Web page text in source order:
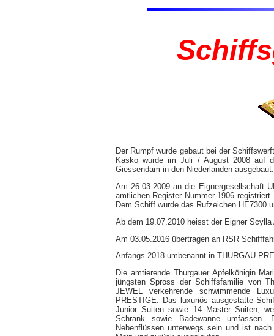
Der Rumpf wurde gebaut bei der
Kasko wurde im Juli / August 2008 auf
Giessendam in den Niederlanden ausgebaut.
Am 26.03.2009 an die Eignergesellschaft
amtlichen Register Nummer 1906
Dem Schiff wurde das Rufzeichen HE7300
Ab dem 19.07.2010 heisst der Eigner Scylla
Am 03.05.2016 übertragen an RSR
Anfangs 2018 umbenannt in THURGAU
Die amtierende Thurgauer Apfelkönigin
jüngsten Spross der Schiffsfamilie von
JEWEL verkehrende schwimmende
PRESTIGE. Das luxuriös ausgestatte
Junior Suiten sowie 14 Master Suiten,
Schrank sowie Badewanne
Nebenflüssen unterwegs sein und ist